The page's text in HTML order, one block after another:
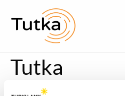
Tutka